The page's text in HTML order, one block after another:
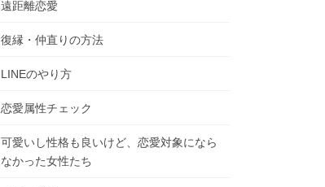
遠距離恋愛
復縁・仲直りの方法
LINEのやり方
恋愛属性チェック
可愛いし性格も良いけど、恋愛対象になら
なかった女性たち